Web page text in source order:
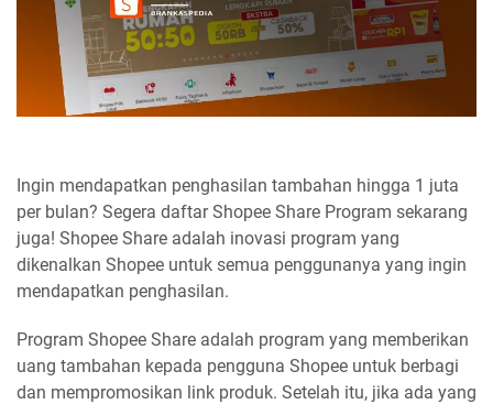
Ingin mendapatkan penghasilan tambahan hingga 1 juta
per bulan? Segera daftar Shopee Share Program sekarang
juga! Shopee Share adalah inovasi program yang
dikenalkan Shopee untuk semua penggunanya yang ingin
mendapatkan penghasilan.
Program Shopee Share adalah program yang memberikan
uang tambahan kepada pengguna Shopee untuk berbagi
dan mempromosikan link produk. Setelah itu, jika ada yang